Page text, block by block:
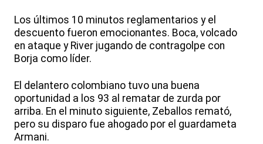
Los últimos 10 minutos reglamentarios y el
descuento fueron emocionantes. Boca, volcado
en ataque y River jugando de contragolpe con
Borja como líder.
El delantero colombiano tuvo una buena
oportunidad a los 93 al rematar de zurda por
arriba. En el minuto siguiente, Zeballos remató,
pero su disparo fue ahogado por el guardameta
Armani.